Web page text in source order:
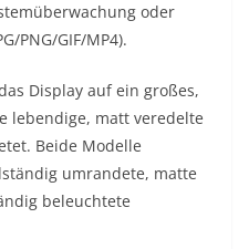
oder
PNG/GIF/MP4).
Display auf ein großes,
lebendige, matt veredelte
Beide Modelle
umrandete, matte
beleuchtete